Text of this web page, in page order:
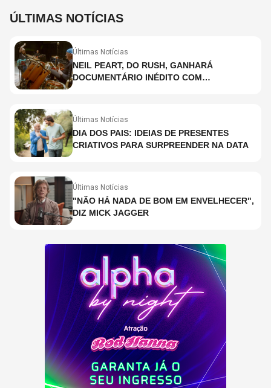
ÚLTIMAS NOTÍCIAS
Últimas Notícias
NEIL PEART, DO RUSH, GANHARÁ
DOCUMENTÁRIO INÉDITO COM
Últimas Notícias
DIA DOS PAIS: IDEIAS DE PRESENTES
CRIATIVOS PARA SURPREENDER NA DATA
Últimas Notícias
"NÃO HÁ NADA DE BOM EM ENVELHECER",
DIZ MICK JAGGER